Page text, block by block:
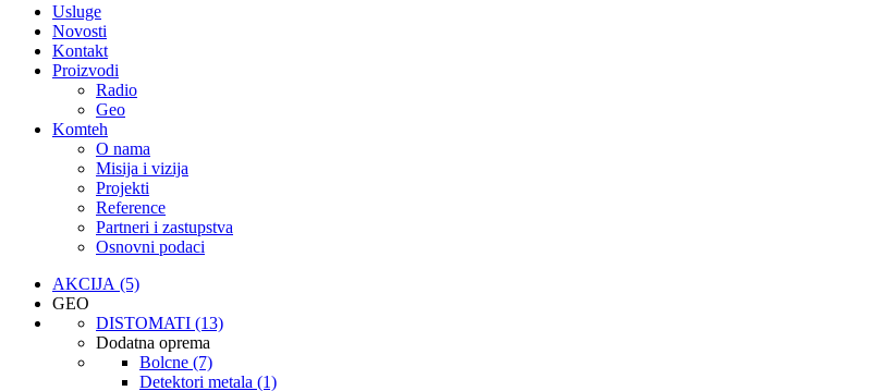
Usluge
Novosti
Kontakt
Proizvodi
Radio
Geo
Komteh
O nama
Misija i vizija
Projekti
Reference
Partneri i zastupstva
Osnovni podaci
AKCIJA (5)
GEO
DISTOMATI (13)
Dodatna oprema
Bolcne (7)
Detektori metala (1)